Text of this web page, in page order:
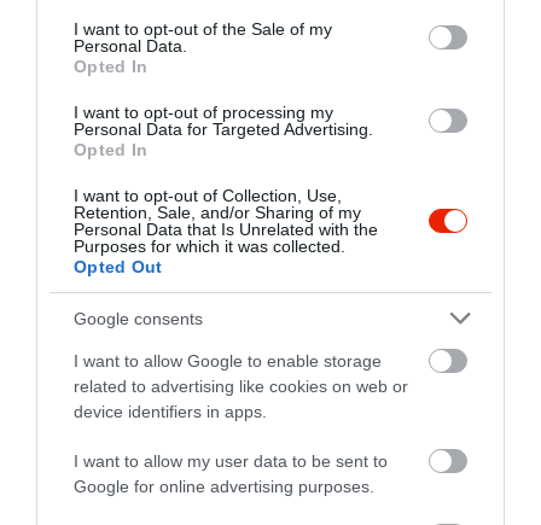
consent section.
I want to opt-out of the Sale of my
Personal Data.
Opted In
I want to opt-out of processing my
Personal Data for Targeted Advertising.
Opted In
I want to opt-out of Collection, Use,
Retention, Sale, and/or Sharing of my
Personal Data that Is Unrelated with the
Purposes for which it was collected.
Opted Out
Google consents
I want to allow Google to enable storage
related to advertising like cookies on web or
device identifiers in apps.
I want to allow my user data to be sent to
Google for online advertising purposes.
Értékelések Értékeld Te is
5.0 4 0
3 0